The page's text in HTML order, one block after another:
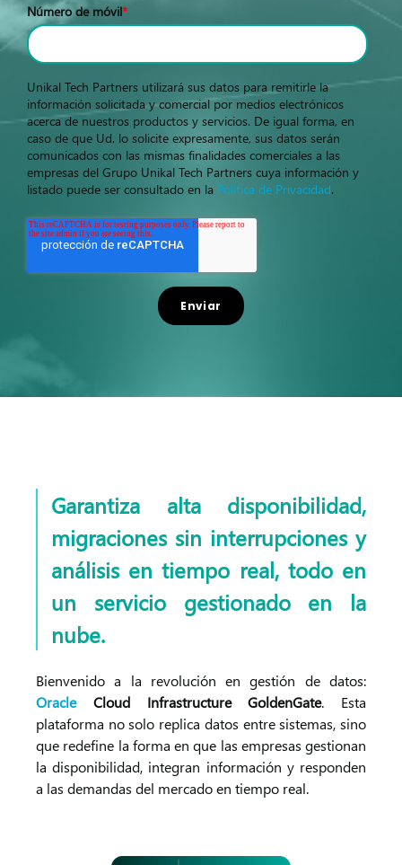
Número de móvil*
Unikal Tech Partners utilizará sus datos para remitirle la
información solicitada y comercial por medios electrónicos
acerca de nuestros productos y servicios. De igual forma, en
caso de que Ud. lo solicite expresamente, sus datos serán
comunicados con las mismas finalidades comerciales a las
empresas del Grupo Unikal Tech Partners cuya información y
listado puede ser consultado en la Política de Privacidad.
Garantiza alta disponibilidad,
migraciones sin interrupciones y
análisis en tiempo real, todo en
un servicio gestionado en la
nube.
Bienvenido a la revolución en gestión de datos:
OracleCloud Infrastructure GoldenGate. Esta
plataforma no solo replica datos entre sistemas, sino
que redefine la forma en que las empresas gestionan
la disponibilidad, integran información y responden
a las demandas del mercado en tiempo real.